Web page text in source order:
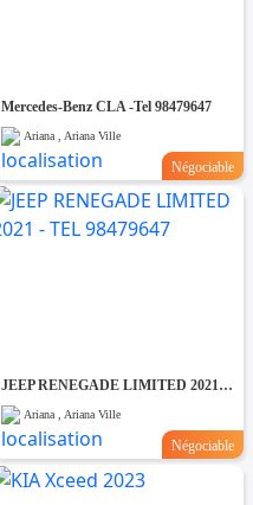
Mercedes-Benz CLA -Tel 98479647
Ariana , Ariana Ville
Négociable
JEEP RENEGADE LIMITED 2021 - TEL 98479647
Ariana , Ariana Ville
Négociable